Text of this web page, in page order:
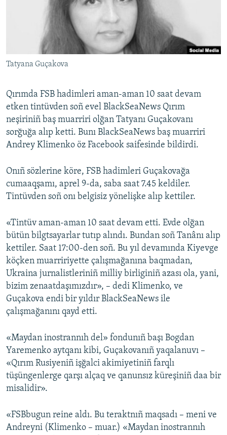
Українською
QOŞULIÑIZ!
RFE/RS bütün saytları
Tatyana Guçakova
Qırımda FSB hadimleri aman-aman 10 saat devam
etken tintüvden soñ evel BlackSeaNews Qırım
neşiriniñ baş muarriri olğan Tatyanı Guçakovanı
sorğuğa alıp ketti. Bunı BlackSeaNews baş muarriri
Andrey Klimenko öz Facebook saifesinde bildirdi.
Onıñ sözlerine köre, FSB hadimleri Guçakovağa
cumaaqşamı, aprel 9-da, saba saat 7.45 keldiler.
Tintüvden soñ onı belgisiz yönelişke alıp kettiler.
«Tintüv aman-aman 10 saat devam etti. Evde olğan
bütün bilgtsayarlar tutıp alındı. Bundan soñ Tanânı alıp
kettiler. Saat 17:00-den soñ. Bu yıl devamında Kiyevge
köçken muarririyette çalışmağanına baqmadan,
Ukraina jurnalistleriniñ milliy birliginiñ azası ola, yani,
bizim zenaatdaşımızdır», – dedi Klimenko, ve
Guçakova endi bir yıldır BlackSeaNews ile
çalışmağanını qayd etti.
«Maydan inostrannıh del» fondunıñ başı Bogdan
Yaremenko aytqanı kibi, Guçakovanıñ yaqalanuvı –
«Qırım Rusiyeniñ işğalci akimiyetiniñ farqlı
tüşüngenlerge qarşı alçaq ve qanunsız küreşiniñ daa bir
misalidir».
«FSBbugun reine aldı. Bu teraktnıñ maqsadı – meni ve
Andreyni (Klimenko – muar.) «Maydan inostrannıh